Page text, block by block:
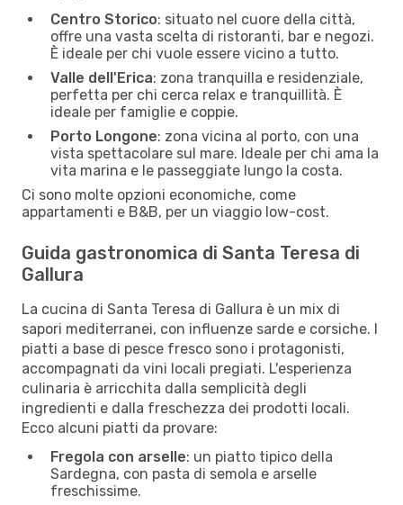
Centro Storico: situato nel cuore della città,
offre una vasta scelta di ristoranti, bar e negozi.
È ideale per chi vuole essere vicino a tutto.
Valle dell'Erica: zona tranquilla e residenziale,
perfetta per chi cerca relax e tranquillità. È
ideale per famiglie e coppie.
Porto Longone: zona vicina al porto, con una
vista spettacolare sul mare. Ideale per chi ama la
vita marina e le passeggiate lungo la costa.
Ci sono molte opzioni economiche, come
appartamenti e B&B, per un viaggio low-cost.
Guida gastronomica di Santa Teresa di
Gallura
La cucina di Santa Teresa di Gallura è un mix di
sapori mediterranei, con influenze sarde e corsiche. I
piatti a base di pesce fresco sono i protagonisti,
accompagnati da vini locali pregiati. L'esperienza
culinaria è arricchita dalla semplicità degli
ingredienti e dalla freschezza dei prodotti locali.
Ecco alcuni piatti da provare:
Fregola con arselle: un piatto tipico della
Sardegna, con pasta di semola e arselle
freschissime.